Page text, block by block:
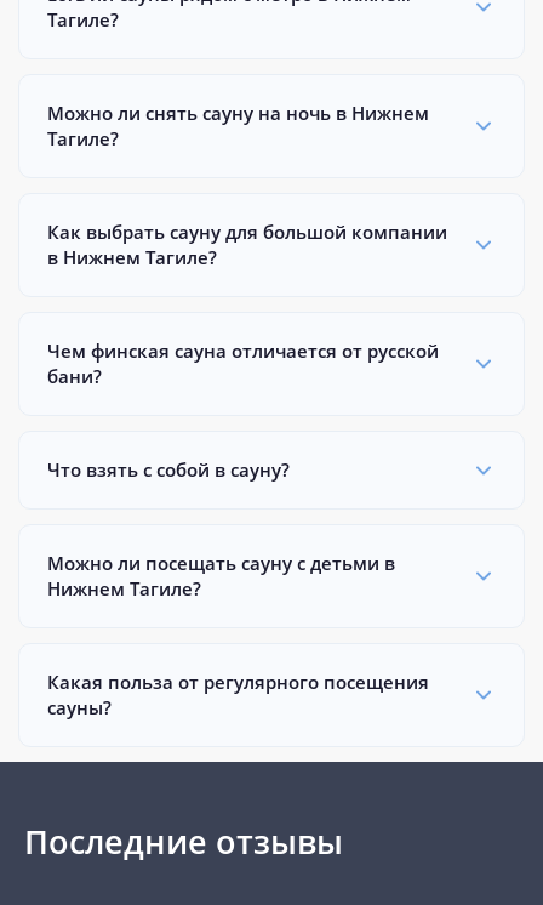
Тагиле?
Можно ли снять сауну на ночь в Нижнем
Тагиле?
Как выбрать сауну для большой компании
в Нижнем Тагиле?
Чем финская сауна отличается от русской
бани?
Что взять с собой в сауну?
Можно ли посещать сауну с детьми в
Нижнем Тагиле?
Какая польза от регулярного посещения
сауны?
Последние отзывы